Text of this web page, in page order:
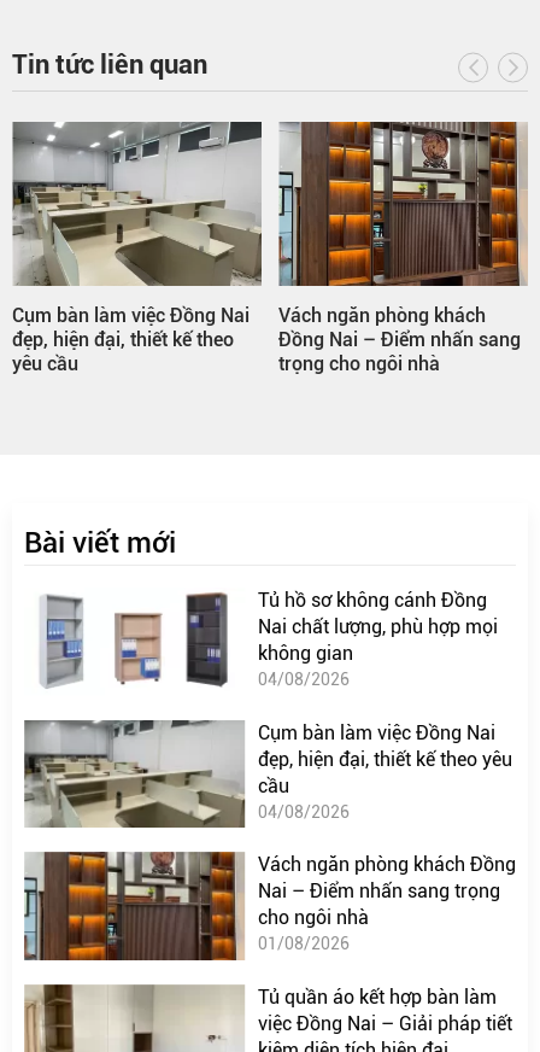
Tin tức liên quan
Cụm bàn làm việc Đồng Nai
đẹp, hiện đại, thiết kế theo
yêu cầu
Vách ngăn phòng khách
Đồng Nai – Điểm nhấn sang
trọng cho ngôi nhà
Bài viết mới
Tủ hồ sơ không cánh Đồng
Nai chất lượng, phù hợp mọi
không gian
04/08/2026
Cụm bàn làm việc Đồng Nai
đẹp, hiện đại, thiết kế theo yêu
cầu
04/08/2026
Vách ngăn phòng khách Đồng
Nai – Điểm nhấn sang trọng
cho ngôi nhà
01/08/2026
Tủ quần áo kết hợp bàn làm
việc Đồng Nai – Giải pháp tiết